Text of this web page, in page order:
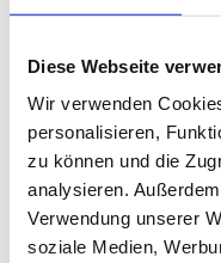
Diese Webseite
Wir verwenden
personalisieren,
zu können und die
analysieren.
Verwendung unserer
soziale Medien,
zählen optimale
beraten Sie gerne zu
produktives und ruhiges